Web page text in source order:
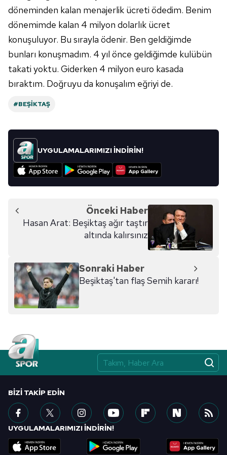
döneminden kalan menajerlik ücreti ödedim. Benim
dönemimde kalan 4 milyon dolarlık ücret
konuşuluyor. Bu sırayla ödenir. Ben geldiğimde
bunları konuşmadım. 4 yıl önce geldiğimde kulübün
takati yoktu. Giderken 4 milyon euro kasada
bıraktım. Doğruyu da konuşalım eğriyi de.
#BEŞIKTAŞ
UYGULAMALARIMIZI İNDİRİN!
Önceki Haber
Hasan Arat: Beşiktaş ağır taştır
altında kalırsınız
Sonraki Haber
Beşiktaş'tan flaş Semih kararı!
BIZI TAKIP EDIN
UYGULAMALARIMIZI İNDİRİN!